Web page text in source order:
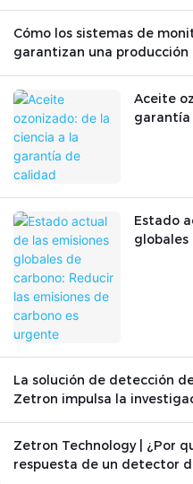
Cómo los sistemas de
garantizan una producción
Aceite
garantía
Estado
globales
La solución de detección
Zetron impulsa la
Zetron Technology | ¿Por
respuesta de un detector